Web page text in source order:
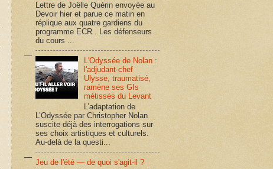
Lettre de Joëlle Quérin envoyée au
Devoir hier et parue ce matin en
réplique aux quatre gardiens du
programme ECR . Les défenseurs
du cours ...
L'Odyssée de Nolan :
l'adjudant-chef
Ulysse, traumatisé,
ramène ses GIs
métissés du Levant
L’adaptation de
L’Odyssée par Christopher Nolan
suscite déjà des interrogations sur
ses choix artistiques et culturels.
Au-delà de la questi...
Jeu de l'été — de quoi s'agit-il ?